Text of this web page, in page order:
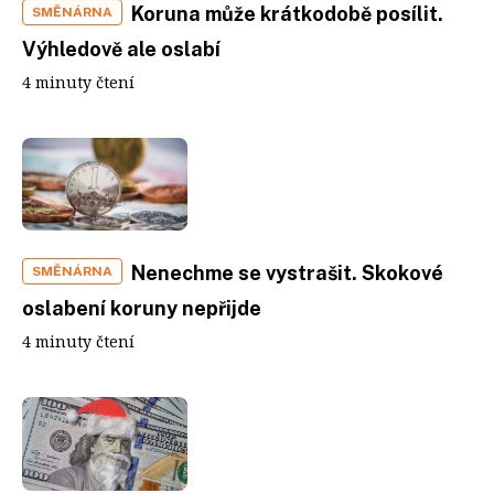
SMĚNÁRNA
Koruna může krátkodobě posílit.
Výhledově ale oslabí
4 minuty čtení
SMĚNÁRNA
Nenechme se vystrašit. Skokové
oslabení koruny nepřijde
4 minuty čtení